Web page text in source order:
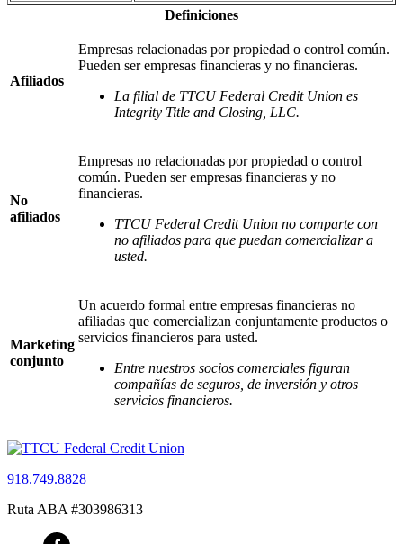
Definiciones
Afiliados
Empresas relacionadas por propiedad o control común.
Pueden ser empresas financieras y no financieras.
La filial de TTCU Federal Credit Union es
Integrity Title and Closing, LLC.
No
afiliados
Empresas no relacionadas por propiedad o control
común. Pueden ser empresas financieras y no
financieras.
TTCU Federal Credit Union no comparte con
no afiliados para que puedan comercializar a
usted.
Marketing
conjunto
Un acuerdo formal entre empresas financieras no
afiliadas que comercializan conjuntamente productos o
servicios financieros para usted.
Entre nuestros socios comerciales figuran
compañías de seguros, de inversión y otros
servicios financieros.
918.749.8828
Ruta ABA #303986313